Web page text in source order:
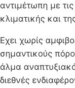
αντιμέτωπη με
κλιματικής και
Εχει χωρίς
σημαντικούς
άλμα
διεθνές